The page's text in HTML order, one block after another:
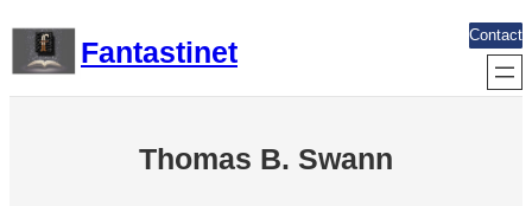
contenu
Fantastinet
Contact
Thomas B. Swann